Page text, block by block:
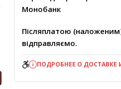
Монобанк
Післяплатою
відправляємо.
ПОДРОБНЕЕ О ДОСТАВКЕ